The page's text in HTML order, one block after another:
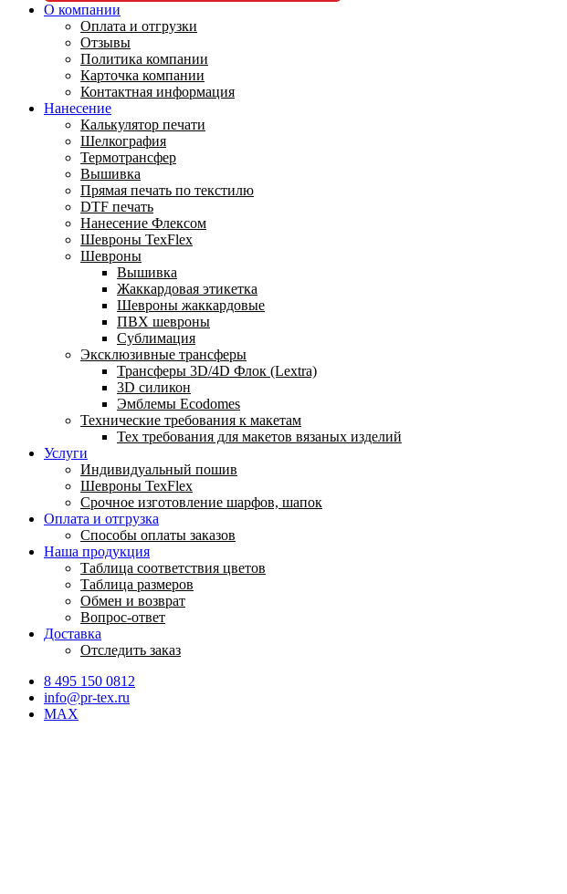
О компании
Оплата и отгрузки
Отзывы
Политика компании
Карточка компании
Контактная информация
Нанесение
Калькулятор печати
Шелкография
Термотрансфер
Вышивка
Прямая печать по текстилю
DTF печать
Нанесение Флексом
Шевроны TexFlex
Шевроны
Вышивка
Жаккардовая этикетка
Шевроны жаккардовые
ПВХ шевроны
Сублимация
Эксклюзивные трансферы
Трансферы 3D/4D Флок (Lextra)
3D силикон
Эмблемы Ecodomes
Технические требования к макетам
Тех требования для макетов вязаных изделий
Услуги
Индивидуальный пошив
Шевроны TexFlex
Срочное изготовление шарфов, шапок
Оплата и отгрузка
Способы оплаты заказов
Наша продукция
Таблица соответствия цветов
Таблица размеров
Обмен и возврат
Вопрос-ответ
Доставка
Отследить заказ
8 495 150 0812
info@pr-tex.ru
MAX